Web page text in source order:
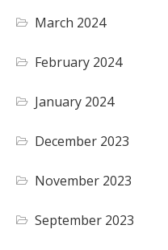
March 2024
February 2024
January 2024
December 2023
November 2023
September 2023